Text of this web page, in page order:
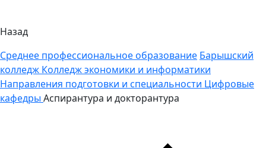
Назад
Среднее профессиональное образование Барышский
колледж Колледж экономики и информатики
Направления подготовки и специальности Цифровые
кафедры Аспирантура и докторантура